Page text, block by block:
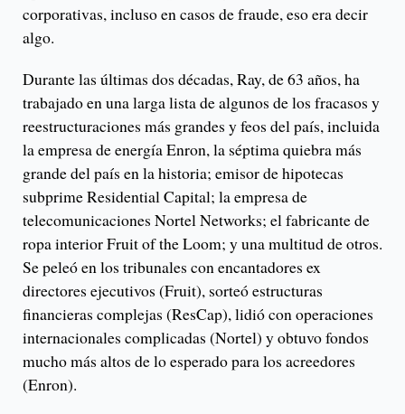
corporativas, incluso en casos de fraude, eso era decir
algo.
Durante las últimas dos décadas, Ray, de 63 años, ha
trabajado en una larga lista de algunos de los fracasos y
reestructuraciones más grandes y feos del país, incluida
la empresa de energía Enron, la séptima quiebra más
grande del país en la historia; emisor de hipotecas
subprime Residential Capital; la empresa de
telecomunicaciones Nortel Networks; el fabricante de
ropa interior Fruit of the Loom; y una multitud de otros.
Se peleó en los tribunales con encantadores ex
directores ejecutivos (Fruit), sorteó estructuras
financieras complejas (ResCap), lidió con operaciones
internacionales complicadas (Nortel) y obtuvo fondos
mucho más altos de lo esperado para los acreedores
(Enron).